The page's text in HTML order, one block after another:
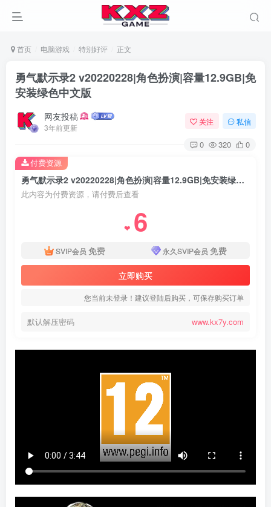
首页 电脑游戏 特别好评 正文
勇气默示录2 v20220228|角色扮演|容量12.9GB|免
安装绿色中文版
网友投稿
3年前更新
关注 私信
0 320 0
勇气默示录2 v20220228|角色扮演|容量12.9GB|免安装绿色中文版
此内容为付费资源，请付费后查看
❤ 6
SVIP会员 免费 永久SVIP会员 免费
立即购买
您当前未登录！建议登陆后购买，可保存购买订单
默认解压密码 www.kx7y.com
付费资源